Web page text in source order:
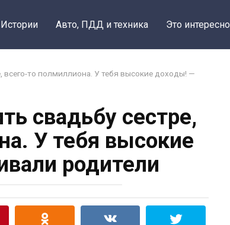
Истории Авто, ПДД и техника Это интересно
всего-то полмиллиона. У тебя высокие доходы! —
свадьбу сестре,
У тебя высокие
родители